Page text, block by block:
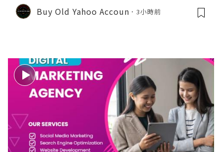
Buy Old Yahoo Accoun 3小時前